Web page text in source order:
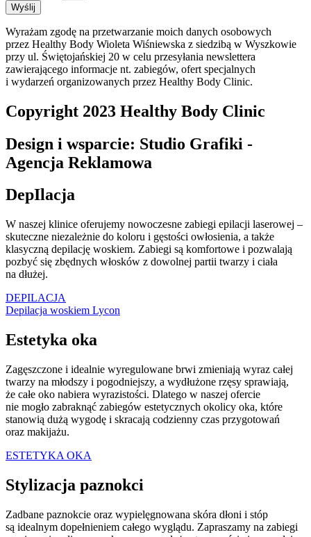
Wyślij
Wyrażam zgodę na przetwarzanie moich danych osobowych
przez Healthy Body Wioleta Wiśniewska z siedzibą w Wyszkowie
przy ul. Świętojańskiej 20 w celu przesyłania newslettera
zawierającego informacje nt. zabiegów, ofert specjalnych
i wydarzeń organizowanych przez Healthy Body Clinic.
Copyright 2023 Healthy Body Clinic
Design i wsparcie: Studio Grafiki -
Agencja Reklamowa
DepIlacja
W naszej klinice oferujemy nowoczesne zabiegi epilacji laserowej –
skuteczne niezależnie do koloru i gęstości owłosienia, a także
klasyczną depilację woskiem. Zabiegi są komfortowe i pozwalają
pozbyć się zbędnych włosków z dowolnej partii twarzy i ciała
na dłużej.
DEPILACJA
Depilacja woskiem Lycon
Estetyka oka
Zagęszczone i idealnie wyregulowane brwi zmieniają wyraz całej
twarzy na młodszy i pogodniejszy, a wydłużone rzęsy sprawiają,
że całe oko nabiera wyrazistości. Dlatego w naszej ofercie
nie mogło zabraknąć zabiegów estetycznych okolicy oka, które
stanowią dużą wygodę i skracają codzienny czas przygotowań
oraz makijażu.
ESTETYKA OKA
Stylizacja paznokci
Zadbane paznokcie oraz wypielęgnowana skóra dłoni i stóp
są idealnym dopełnieniem całego wyglądu. Zapraszamy na zabiegi